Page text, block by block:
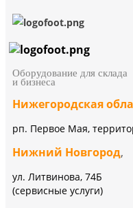
Оборудование для склада
и бизнеса
Нижегородская
рп. Первое Мая,
Нижний Новгород,
ул. Литвинова, 74Б
(сервисные услуги)